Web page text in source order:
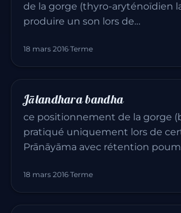
de la gorge (thyro-aryténoïdien
produire un son lors de…
18 mars 2016·Terme
Jālandhara bandha
ce positionnement de la gorge
pratiqué uniquement lors de
Prānāyāma avec rétention
18 mars 2016·Terme